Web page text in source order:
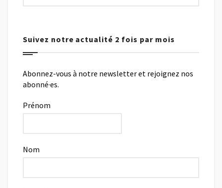
Suivez notre actualité 2 fois par mois
Abonnez-vous à notre newsletter et rejoignez nos
abonné·es.
Prénom
Nom